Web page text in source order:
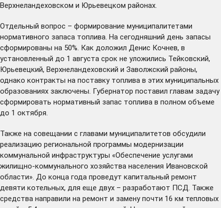
Верхнеландеховском и Юрьевецком районах.
Отдельный вопрос – формирование муниципалитетами
нормативного запаса топлива. На сегодняшний день запасы
сформированы на 50%. Как доложил Денис Кочнев, в
установленный до 1 августа срок не уложились Тейковский,
Юрьевецкий, Верхнеландеховский и Заволжский районы,
однако контракты на поставку топлива в этих муниципальных
образованиях заключены. Губернатор поставил главам задачу
сформировать нормативный запас топлива в полном объеме
до 1 октября.
Также на совещании с главами муниципалитетов обсудили
реализацию региональной программы модернизации
коммунальной инфраструктуры «Обеспечение услугами
жилищно-коммунального хозяйства населения Ивановской
области». До конца года проведут капитальный ремонт
девяти котельных, для еще двух – разработают ПСД. Также
средства направили на ремонт и замену почти 16 км тепловых